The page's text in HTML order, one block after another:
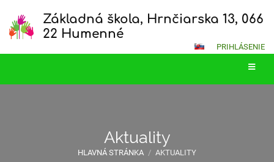
Základná škola, Hrnčiarska 13, 066
22 Humenné
PRIHLÁSENIE
Aktuality
HLAVNÁ STRÁNKA / AKTUALITY